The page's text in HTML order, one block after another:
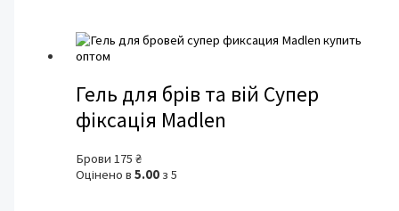
Гель для брів та вій Супер
фіксація Madlen
Брови175₴
Оцінено в5.00 з 5